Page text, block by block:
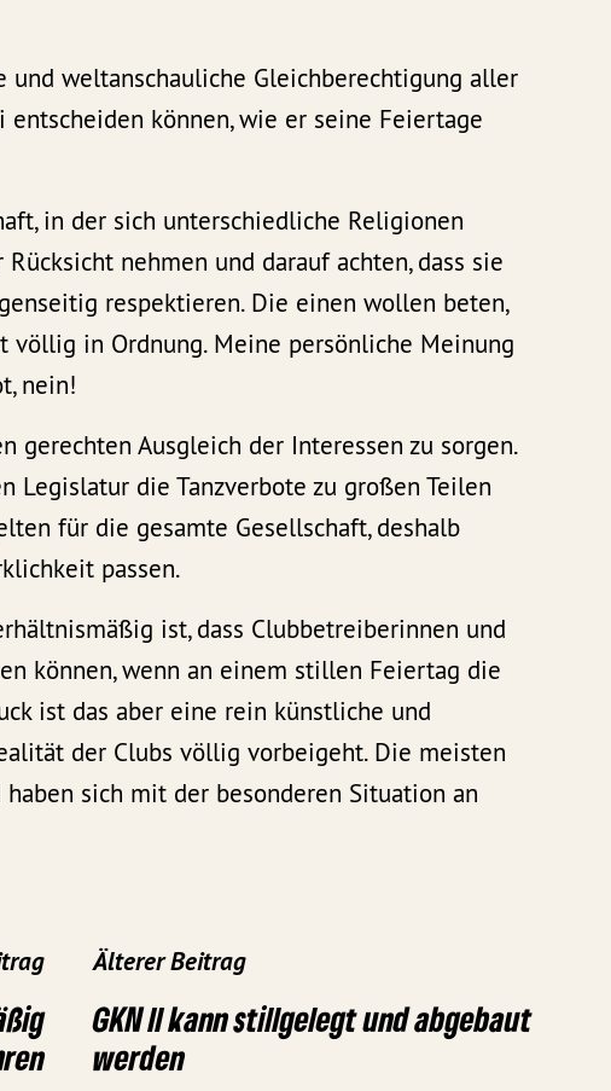
weltanschauliche Gleichberechtigung aller
können, wie er seine Feiertage
in der sich unterschiedliche Religionen
nehmen und darauf achten, dass sie
respektieren. Die einen wollen beten,
völlig in Ordnung. Meine persönliche Meinung
nein!
gerechten Ausgleich der Interessen zu sorgen.
Legislatur die Tanzverbote zu großen Teilen
für die gesamte Gesellschaft, deshalb
passen.
ist, dass Clubbetreiberinnen und
können, wenn an einem stillen Feiertag die
ist das aber eine rein künstliche und
der Clubs völlig vorbeigeht. Die meisten
sich mit der besonderen Situation an
Älterer Beitrag
GKN II kann stillgelegt und abgebaut
werden